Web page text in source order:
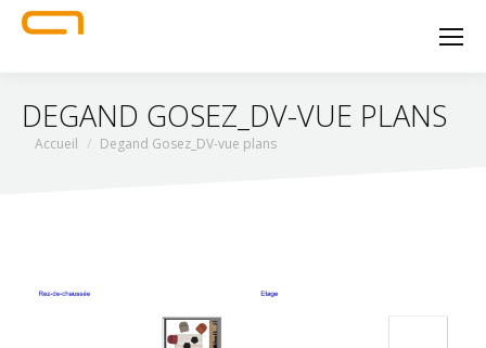
DEGAND GOSEZ_DV-VUE PLANS
Vous êtes ici :
Accueil Degand Gosez_DV-vue plans